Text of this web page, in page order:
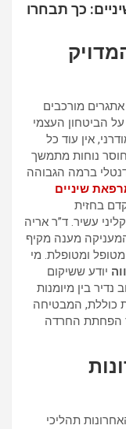
כך תבחרו
מורכבים
הביטחון העצמי
אין עוד כל
נוחות מתמשך
ברמה הגבוהה
שיניים
בחזית
עשיר. ד”ר אריה
המעניקה מענה מקיף
ומטופלת. מי
יודע ששיקום
בין מיומנות
כוללת, המבטיחה
הפחתת החרדה
תהליכי